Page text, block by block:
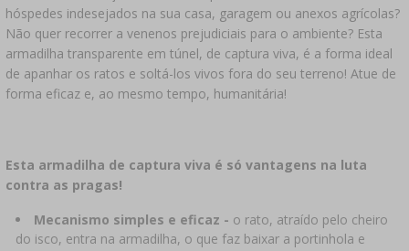
LIVROS DE CHARCUTARIA
AROMA DE FUMO PARA FUMAGEM
PRATELEIRAS
LITERATURA
ANÁLISE DE VINHO
LITERATURA
hóspedes indesejados na sua casa, garagem ou anexos agrícolas?
Não quer recorrer a venenos prejudiciais para o ambiente? Esta
armadilha transparente em túnel, de captura viva, é a forma ideal
de apanhar os ratos e soltá-los vivos fora do seu terreno! Atue de
forma eficaz e, ao mesmo tempo, humanitária!
Esta armadilha de captura viva é só vantagens na luta
contra as pragas!
Mecanismo simples e eficaz - o rato, atraído pelo cheiro
do isco, entra na armadilha, o que faz baixar a portinhola e